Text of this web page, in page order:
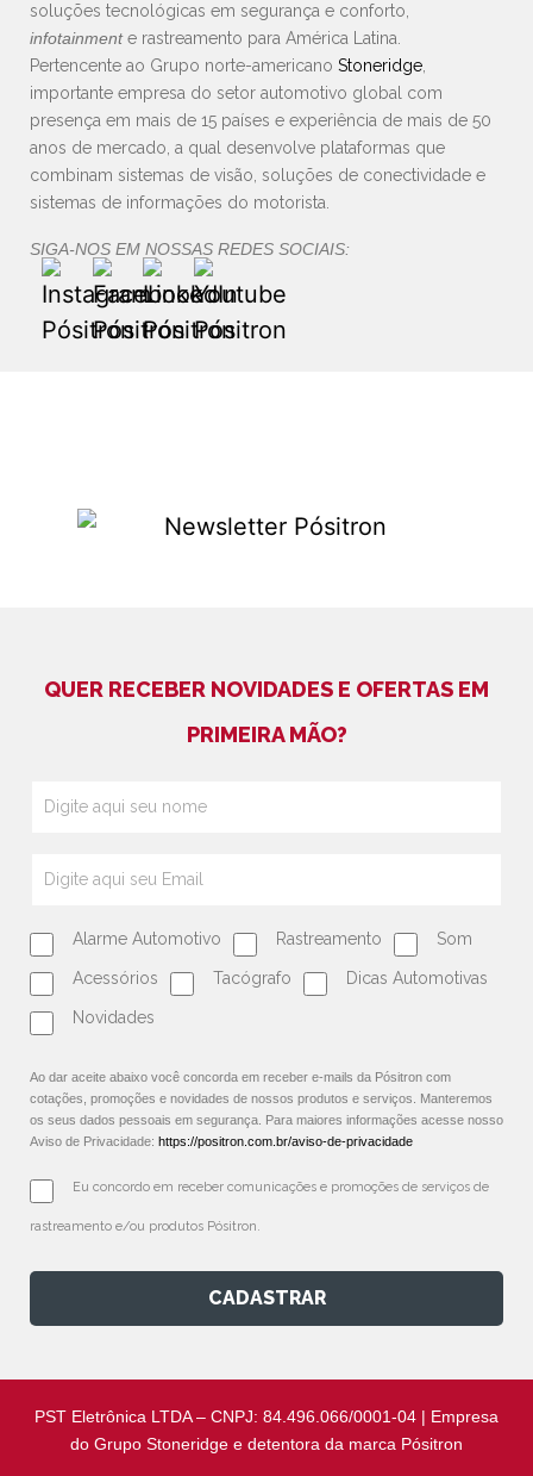
soluções tecnológicas em segurança e conforto,
infotainmente rastreamento para América Latina.
Pertencente ao Grupo norte-americano Stoneridge
importante empresa do setor automotivo global com
presença em mais de 15 países e experiência de mais de 50
anos de mercado, a qual desenvolve plataformas que
combinam sistemas de visão, soluções de conectividade e
sistemas de informações do motorista.
SIGA-NOS EM NOSSAS REDES SOCIAIS:
QUER RECEBER NOVIDADES E OFERTAS EM
PRIMEIRA MÃO?
Alarme Automotivo Rastreamento Som
Acessórios Tacógrafo Dicas Automotivas
Novidades
Ao dar aceite abaixo você concorda em receber e-mails da Pósitron com
cotações, promoções e novidades de nossos produtos e serviços. Manteremos
os seus dados pessoais em segurança. Para maiores informações acesse nosso
Aviso de Privacidade: https://positron.com.br/aviso-de-privacidade
Eu concordo em receber comunicações e promoções de serviços de
rastreamento e/ou produtos Pósitron.
CADASTRAR
PST Eletrônica LTDA – CNPJ: 84.496.066/0001-04 | Empresa
do Grupo Stoneridge e detentora da marca Pósitron